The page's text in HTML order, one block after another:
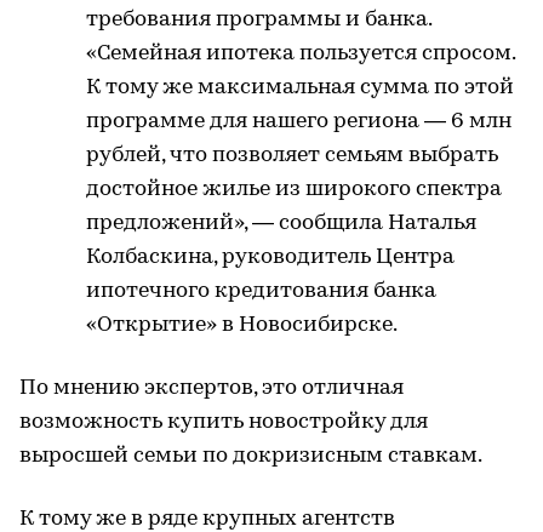
требования программы и банка.
«Семейная ипотека пользуется спросом.
К тому же максимальная сумма по этой
программе для нашего региона — 6 млн
рублей, что позволяет семьям выбрать
достойное жилье из широкого спектра
предложений», — сообщила Наталья
Колбаскина, руководитель Центра
ипотечного кредитования банка
«Открытие» в Новосибирске.
По мнению экспертов, это отличная
возможность купить новостройку для
выросшей семьи по докризисным ставкам.
К тому же в ряде крупных агентств